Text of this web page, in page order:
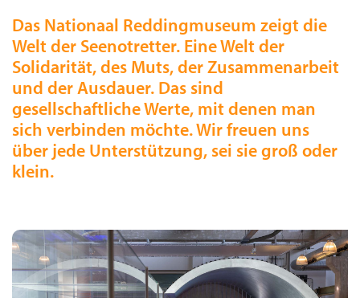
Das Nationaal Reddingmuseum zeigt die
Welt der Seenotretter. Eine Welt der
Solidarität, des Muts, der Zusammenarbeit
und der Ausdauer. Das sind
gesellschaftliche Werte, mit denen man
sich verbinden möchte. Wir freuen uns
über jede Unterstützung, sei sie groß oder
klein.